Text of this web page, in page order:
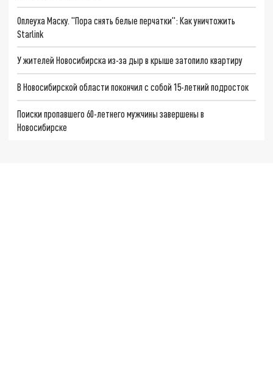
Оплеуха Маску. "Пора снять белые перчатки": Как уничтожить
Starlink
У жителей Новосибирска из-за дыр в крыше затопило квартиру
В Новосибирской области покончил с собой 15-летний подросток
Поиски пропавшего 60-летнего мужчины завершены в
Новосибирске